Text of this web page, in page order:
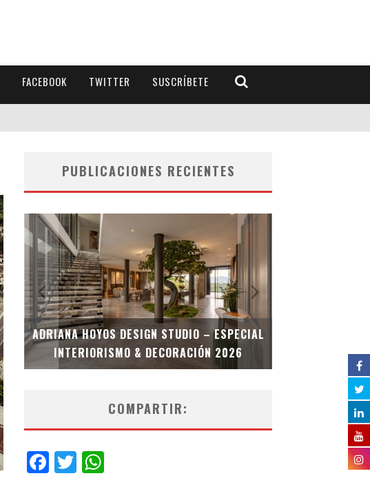
FACEBOOK TWITTER SUSCRÍBETE
PUBLICACIONES RECIENTES
ADRIANA HOYOS DESIGN STUDIO – ESPECIAL
INTERIORISMO & DECORACIÓN 2026
COMPARTIR:
Facebook
Twitter